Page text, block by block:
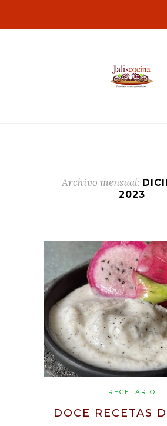
Archivo mensual:
2023
RECETARIO
DOCE RECETAS